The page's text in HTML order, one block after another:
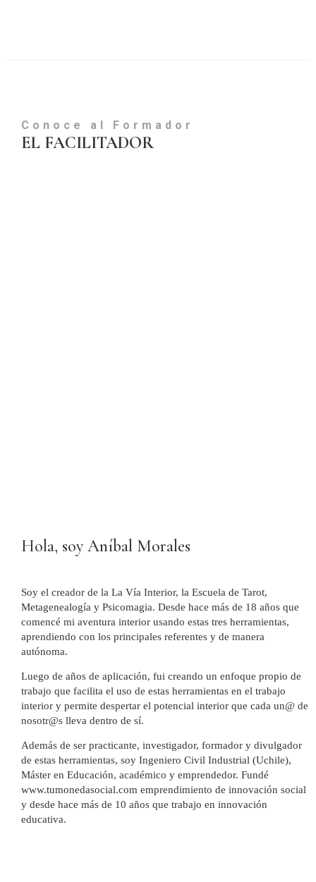
Conoce al Formador
EL FACILITADOR
Hola, soy Aníbal Morales
Soy el creador de la La Vía Interior, la Escuela de Tarot,
Metagenealogía y Psicomagia. Desde hace más de 18 años que
comencé mi aventura interior usando estas tres herramientas,
aprendiendo con los principales referentes y de manera
autónoma.
Luego de años de aplicación, fui creando un enfoque propio de
trabajo que facilita el uso de estas herramientas en el trabajo
interior y permite despertar el potencial interior que cada un@ de
nosotr@s lleva dentro de sí.
Además de ser practicante, investigador, formador y divulgador
de estas herramientas, soy Ingeniero Civil Industrial (Uchile),
Máster en Educación, académico y emprendedor. Fundé
www.tumonedasocial.com emprendimiento de innovación social
y desde hace más de 10 años que trabajo en innovación
educativa.